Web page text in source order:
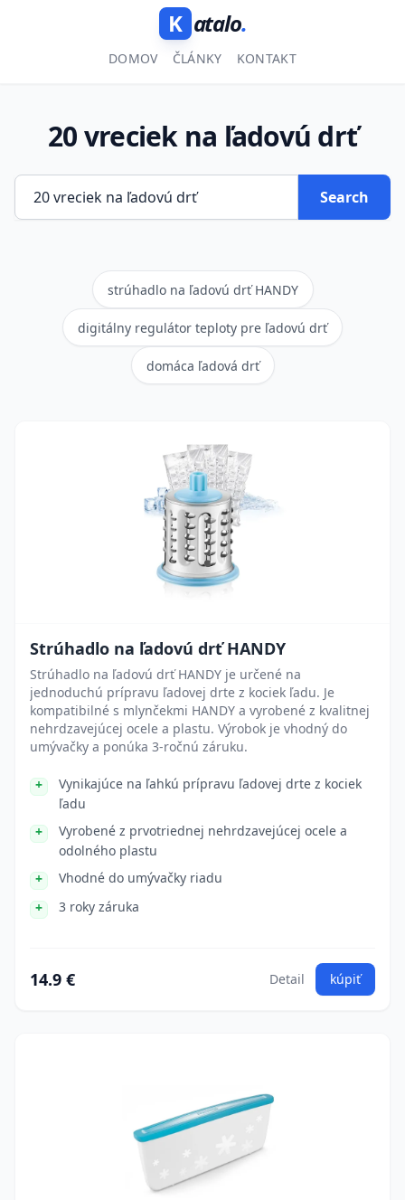
K atalo.
DOMOV ČLÁNKY KONTAKT
20 vreciek na ľadovú drť
Search
strúhadlo na ľadovú drť HANDY
digitálny regulátor teploty pre ľadovú drť
domáca ľadová drť
Strúhadlo na ľadovú drť HANDY
Strúhadlo na ľadovú drť HANDY je určené na
jednoduchú prípravu ľadovej drte z kociek ľadu. Je
kompatibilné s mlynčekmi HANDY a vyrobené z kvalitnej
nehrdzavejúcej ocele a plastu. Výrobok je vhodný do
umývačky a ponúka 3-ročnú záruku.
Vynikajúce na ľahkú prípravu ľadovej drte z kociek
ľadu
Vyrobené z prvotriednej nehrdzavejúcej ocele a
odolného plastu
Vhodné do umývačky riadu
3 roky záruka
14.9 € Detail kúpiť